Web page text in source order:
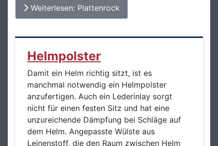
Weiterlesen: Plattenrock
Helmpolster
Damit ein Helm richtig sitzt, ist es
manchmal notwendig ein Helmpolster
anzufertigen. Auch ein Lederinlay sorgt
nicht für einen festen Sitz und hat eine
unzureichende Dämpfung bei Schläge auf
dem Helm. Angepasste Wülste aus
Leinenstoff, die den Raum zwischen Helm